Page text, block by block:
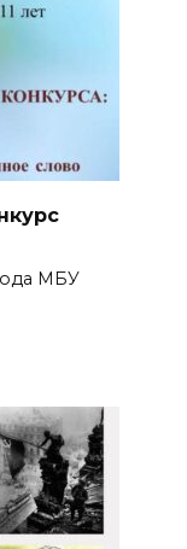
МБУ